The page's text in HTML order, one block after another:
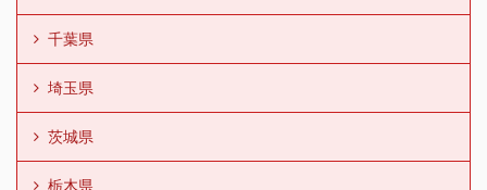
千葉県
埼玉県
茨城県
栃木県